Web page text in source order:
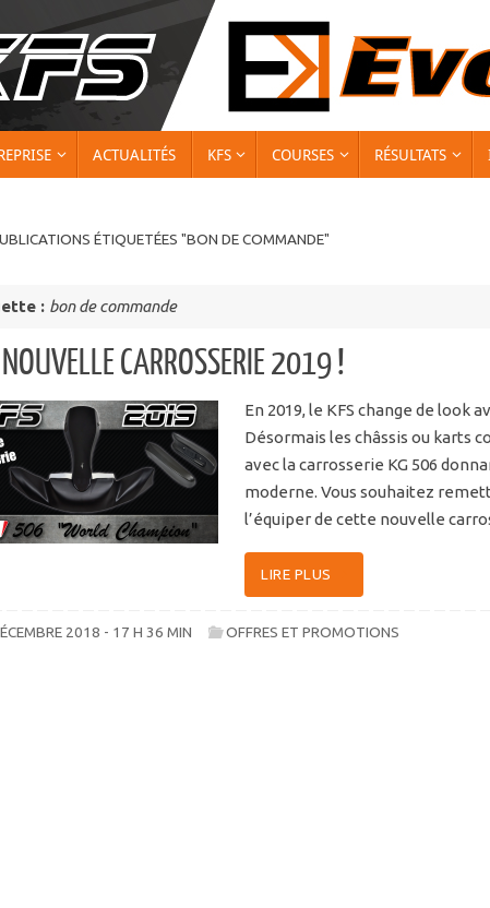
ACTUALITÉS KFS COURSES RÉSULTATS
ÉTIQUETÉES "BON DE COMMANDE"
: bon de commande
NOUVELLE CARROSSERIE 2019 !
En 2019, le KFS change de look
Désormais les châssis ou karts
avec la carrosserie KG 506
moderne. Vous souhaitez
l’équiper de cette nouvelle
LIRE PLUS
2018 - 17 H 36 MIN OFFRES ET PROMOTIONS